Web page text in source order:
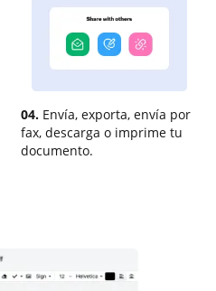
04. Envía, exporta, envía por
fax, descarga o imprime tu
documento.